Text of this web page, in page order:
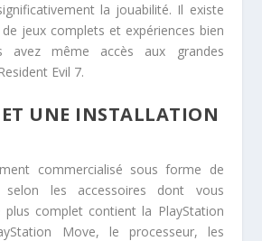
la jouabilité. Il existe
jeux complets et expériences bien
avez même accès aux grandes
Evil 7.
UNE INSTALLATION
commercialisé sous forme de
les accessoires dont vous
plus complet contient la PlayStation
Move, le processeur, les